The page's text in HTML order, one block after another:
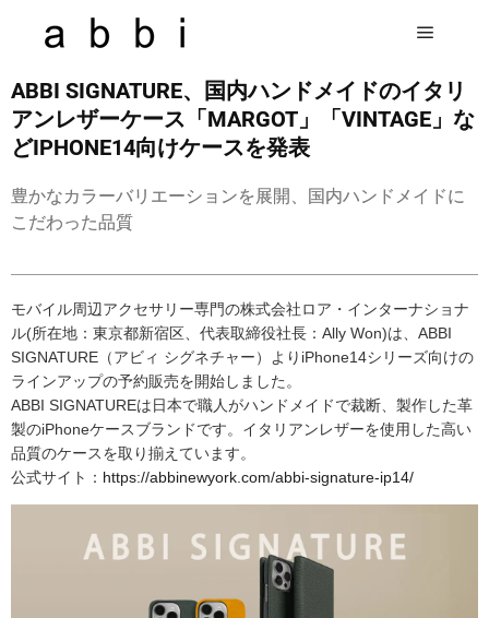
ABBI SIGNATURE、国内ハンドメイドのイタリ
アンレザーケース「MARGOT」「VINTAGE」な
どIPHONE14向けケースを発表
豊かなカラーバリエーションを展開、国内ハンドメイドに
こだわった品質
モバイル周辺アクセサリー専門の株式会社ロア・インターナショナ
ル(所在地：東京都新宿区、代表取締役社長：Ally Won)は、ABBI
SIGNATURE（アビィ シグネチャー）よりiPhone14シリーズ向けの
ラインアップの予約販売を開始しました。
ABBI SIGNATUREは日本で職人がハンドメイドで裁断、製作した革
製のiPhoneケースブランドです。イタリアンレザーを使用した高い
品質のケースを取り揃えています。
公式サイト： https://abbinewyork.com/abbi-signature-ip14/